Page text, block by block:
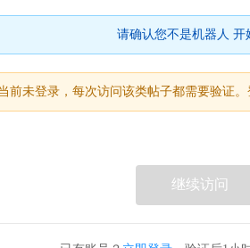
请确认您不是机器人 开
前未登录，每次访问该类帖子都需要验证
继续访问